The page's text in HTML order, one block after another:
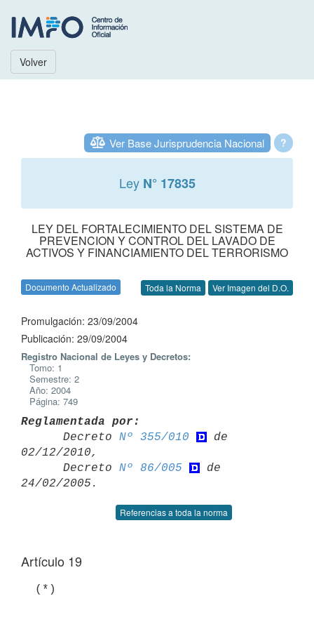
Volver
?
Ver Base Jurisprudencia Nacional
Ley N° 17835
LEY DEL FORTALECIMIENTO DEL SISTEMA DE
PREVENCION Y CONTROL DEL LAVADO DE
ACTIVOS Y FINANCIAMIENTO DEL TERRORISMO
Documento Actualizado Toda la Norma Ver Imagen del D.O.
Promulgación: 23/09/2004
Publicación: 29/09/2004
Registro Nacional de Leyes y Decretos:
Tomo: 1
Semestre: 2
Año: 2004
Página: 749
Reglamentada por:
Decreto Nº 355/010
de
02/12/2010,
      Decreto
Nº 86/005
de
Referencias a toda la norma
Artículo 19